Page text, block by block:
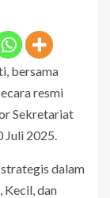
bersama
resmi
Sekretariat
Juli 2025.
dalam
Kecil, dan